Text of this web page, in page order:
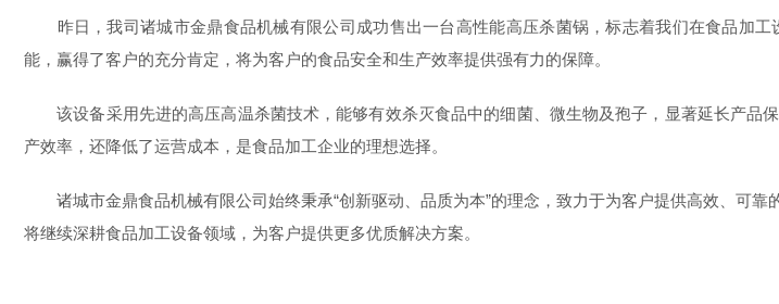
昨日，我司诸城市金鼎食品机械有限公司成功售出一台高性能高压杀菌锅，标志着我们在食品加
能，赢得了客户的充分肯定，将为客户的食品安全和生产效率提供强有力的保障。
该设备采用先进的高压高温杀菌技术，能够有效杀灭食品中的细菌、微生物及孢子，显著延长产品
产效率，还降低了运营成本，是食品加工企业的理想选择。
诸城市金鼎食品机械有限公司始终秉承“创新驱动、品质为本”的理念，致力于为客户提供高效、可
将继续深耕食品加工设备领域，为客户提供更多优质解决方案。